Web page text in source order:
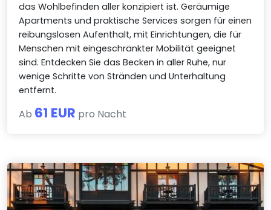
das Wohlbefinden aller konzipiert ist. Geräumige
Apartments und praktische Services sorgen für einen
reibungslosen Aufenthalt, mit Einrichtungen, die für
Menschen mit eingeschränkter Mobilität geeignet
sind. Entdecken Sie das Becken in aller Ruhe, nur
wenige Schritte von Stränden und Unterhaltung
entfernt.
Ab 61 EUR pro Nacht